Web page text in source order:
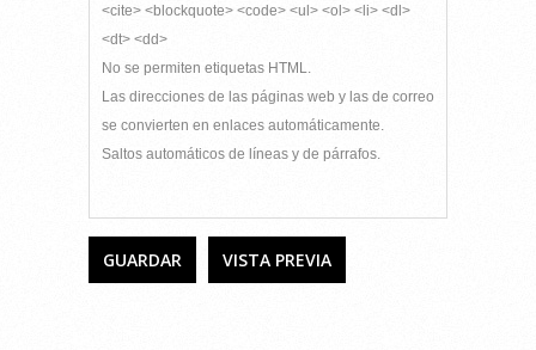
<cite> <blockquote> <code> <ul> <ol> <li> <dl>
<dt> <dd>
No se permiten etiquetas HTML.
Las direcciones de las páginas web y las de correo
se convierten en enlaces automáticamente.
Saltos automáticos de líneas y de párrafos.